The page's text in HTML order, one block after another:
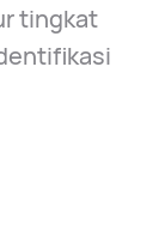
tingkat